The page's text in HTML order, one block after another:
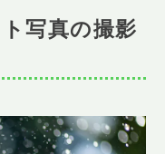
写真の撮影